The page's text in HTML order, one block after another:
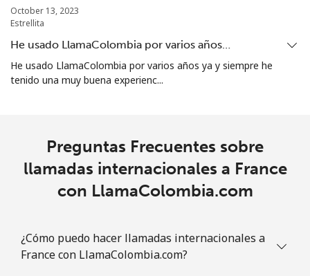
October 13, 2023
Estrellita
He usado LlamaColombia por varios años…
He usado LlamaColombia por varios años ya y siempre he
tenido una muy buena experienc...
Preguntas Frecuentes sobre
llamadas internacionales a France
con LlamaColombia.com
¿Cómo puedo hacer llamadas internacionales a
France con LlamaColombia.com?